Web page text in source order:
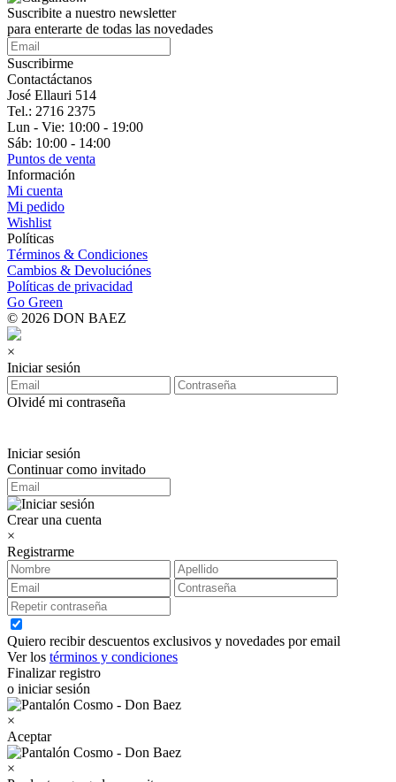
Suscribite a nuestro newsletter
para enterarte de todas las novedades
Suscribirme
Contactáctanos
José Ellauri 514
Tel.: 2716 2375
Lun - Vie: 10:00 - 19:00
Sáb: 10:00 - 14:00
Puntos de venta
Información
Mi cuenta
Mi pedido
Wishlist
Políticas
Términos & Condiciones
Cambios & Devoluciónes
Políticas de privacidad
Go Green
© 2026 DON BAEZ
×
Iniciar sesión
Olvidé mi contraseña
Iniciar sesión
Continuar como invitado
Crear una cuenta
×
Registrarme
Quiero recibir descuentos exclusivos y novedades por email
Ver los términos y condiciones
Finalizar registro
o iniciar sesión
×
Aceptar
×